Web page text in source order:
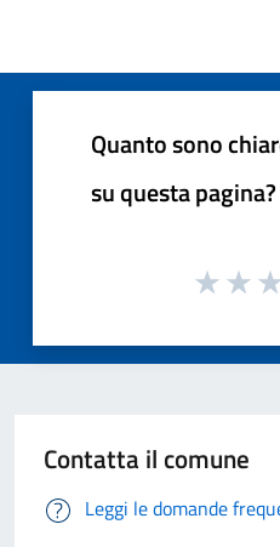
Quanto sono
su questa pagina?
Contatta il comune
Leggi le domande